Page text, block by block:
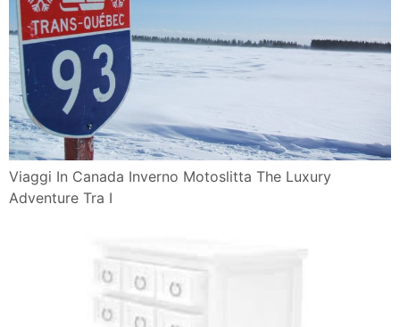
Viaggi In Canada Inverno Motoslitta The Luxury
Adventure Tra I